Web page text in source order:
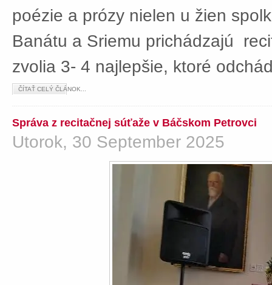
poézie a prózy nielen u žien
Banátu a Sriemu prichádzajú
zvolia 3- 4 najlepšie, ktoré
ČÍTAŤ CELÝ ČLÁNOK...
Správa z recitačnej súťaže v Báčskom Petrovci
Utorok, 30 September 2025